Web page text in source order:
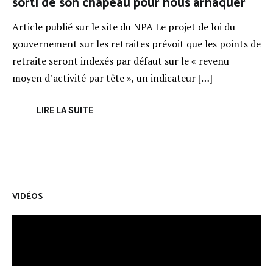
Article publié sur le site du NPA Le projet de loi du
gouvernement sur les retraites prévoit que les points de
retraite seront indexés par défaut sur le « revenu
moyen d’activité par tête », un indicateur […]
LIRE LA SUITE
VIDÉOS